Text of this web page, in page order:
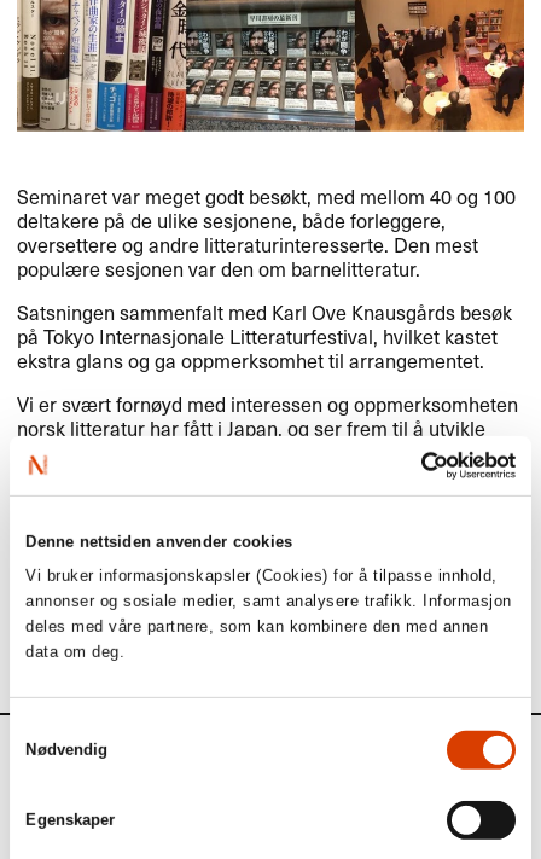
Denne nettsiden anvender cookies
Vi bruker informasjonskapsler (Cookies) for å tilpasse innhold,
annonser og sosiale medier, samt analysere trafikk. Informasjon
deles med våre partnere, som kan kombinere den med annen
data om deg.
Nødvendig
Egenskaper
Seminaret var meget godt besøkt, med mellom 40 og 100
deltakere på de ulike sesjonene, både forleggere,
oversettere og andre litteraturinteresserte. Den mest
populære sesjonen var den om barnelitteratur.
Satsningen sammenfalt med Karl Ove Knausgårds besøk
på Tokyo Internasjonale Litteraturfestival, hvilket kastet
ekstra glans og ga oppmerksomhet til arrangementet.
Vi er svært fornøyd med interessen og oppmerksomheten
norsk litteratur har fått i Japan, og ser frem til å utvikle
nettverket i japansk bokbransje videre.
Les mer om seminaret i vårkalenderog på den norske
(Alle foto: Margit Walsø)
Interessert i å lese flere reisebrev fraNORLA?
Nå har vi samlet alle sakeneher.
Aktuelt
Siste saker